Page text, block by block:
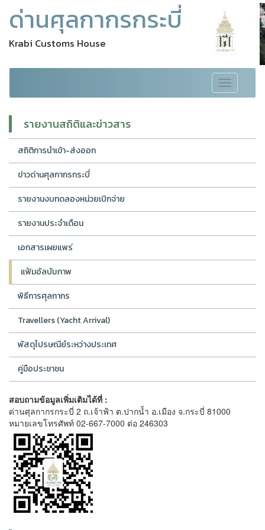
ด่านศุลกากรกระบี่
Krabi Customs House
Toggle
navigation
รายงานสถิติและข่าวสาร
สถิติการนำเข้า-ส่งออก
ข่าวด่านศุลกากรกระบี่
รายงานงบทดลองหน่วยเบิกจ่าย
รายงานประจำเดือน
เอกสารเผยแพร่
แฟ้มอัลบัมภาพ
พิธีการศุลกากร
Travellers (Yacht Arrival)
พัสดุไปรษณีย์ระหว่างประเทศ
คู่มือประชาชน
สอบถามข้อมูลเพิ่มเติมได้ที่ :
ด่านศุลกากรกระบี่ 2 ถ.เจ้าฟ้า ต.ปากน้ำ อ.เมือง จ.กระบี่ 81000
หมายเลขโทรศัพท์ 02-667-7000 ต่อ 246303